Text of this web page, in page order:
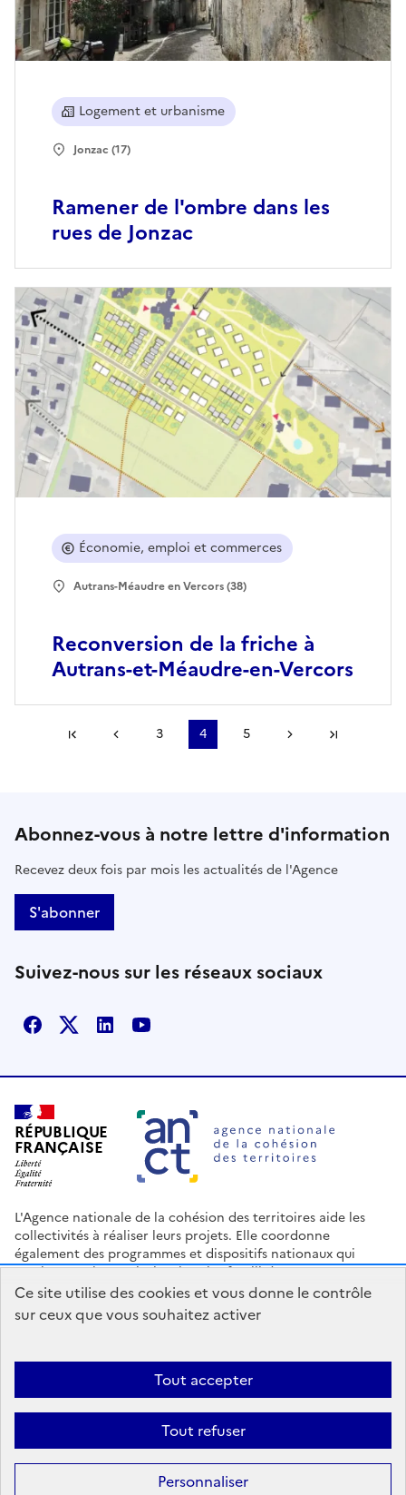
Ce site utilise des cookies et vous donne le contrôle
sur ceux que vous souhaitez activer
Tout accepter
Tout refuser
Personnaliser
Ramener de l'ombre dans les
rues de Jonzac
Logement et urbanisme
Jonzac (17)
Reconversion de la friche à
Autrans-et-Méaudre-en-Vercors
Économie, emploi et commerces
Autrans-Méaudre en Vercors (38)
Première pagePage précédente
3 4 5 Page suivante
Abonnez-vous à notre lettre d'information
Recevez deux fois par mois les actualités de l'Agence
S'abonner
Suivez-nous sur les réseaux sociaux
Facebook
X LinkedinYoutube
RÉPUBLIQUE
FRANÇAISE
L'Agence nationale de la cohésion des territoires aide les
collectivités à réaliser leurs projets. Elle coordonne
également des programmes et dispositifs nationaux qui
soutiennent les territoires les plus fragilisés.
Espace Presse Logo ANCT
data.gouv.fr
Accessibilité : Partiellement conforme Mentions légales
Politique
Sauf mention contraire, tous les contenus de ce site sont sous